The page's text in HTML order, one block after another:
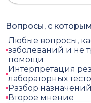
Вопросы, с
Любые вопросы,
заболеваний и не
помощи
Интерпретация
лабораторных
Разбор назначений
Второе мнение